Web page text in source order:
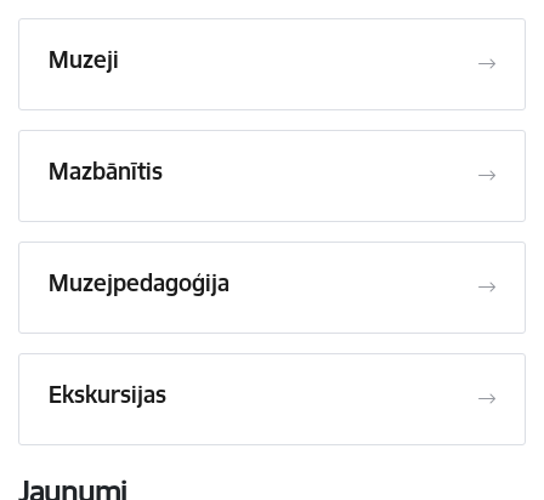
Muzeji
Mazbānītis
Muzejpedagoģija
Ekskursijas
Jaunumi